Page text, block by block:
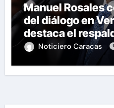
Manuel Rosales
del diálogo en
destaca el
Noticiero Caracas